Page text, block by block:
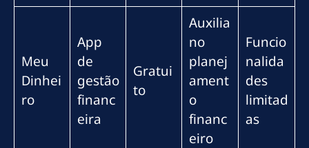
Meu
Dinhei
ro
App
de
gestão
financ
eira
Gratui
to
Auxilia
no
planej
ament
o
financ
eiro
Funcio
nalida
des
limitad
as